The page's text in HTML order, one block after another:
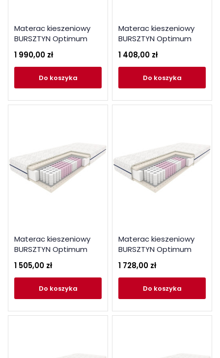
Materac kieszeniowy
BURSZTYN Optimum
1 990,00 zł
do koszyka
Materac kieszeniowy
BURSZTYN Optimum
1 408,00 zł
do koszyka
Materac kieszeniowy
BURSZTYN Optimum
1 505,00 zł
do koszyka
Materac kieszeniowy
BURSZTYN Optimum
1 728,00 zł
do koszyka